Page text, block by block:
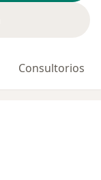
Consultorios